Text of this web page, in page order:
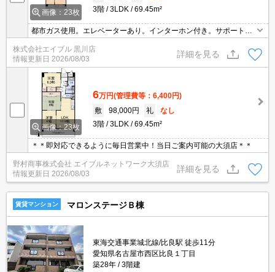
画像：23枚
3階
3LDK 69.45m²
都市ガス使用。エレベーターあり。インターホン付き。サポートシ
ステム利用可1,100円/月。保証会社加入要330円/月。
株式会社エイブル 黒川店
情報更新日 2026/08/03
詳細を見る
画像：23枚
6万円(管理費等：6,400円)
敷
98,000円 礼
なし
3階
3LDK 69.45m²
＊＊即対応できるように毎日営業中！当日ご案内可能の大須店＊＊
野村商事株式会社 エイブルネットワーク大須店
情報更新日 2026/08/03
詳細を見る
賃貸マンション マロンステージＢ棟
東海交通事業城北線/比良駅 徒歩11分
愛知県名古屋市西区比良１丁目
築28年
3階建